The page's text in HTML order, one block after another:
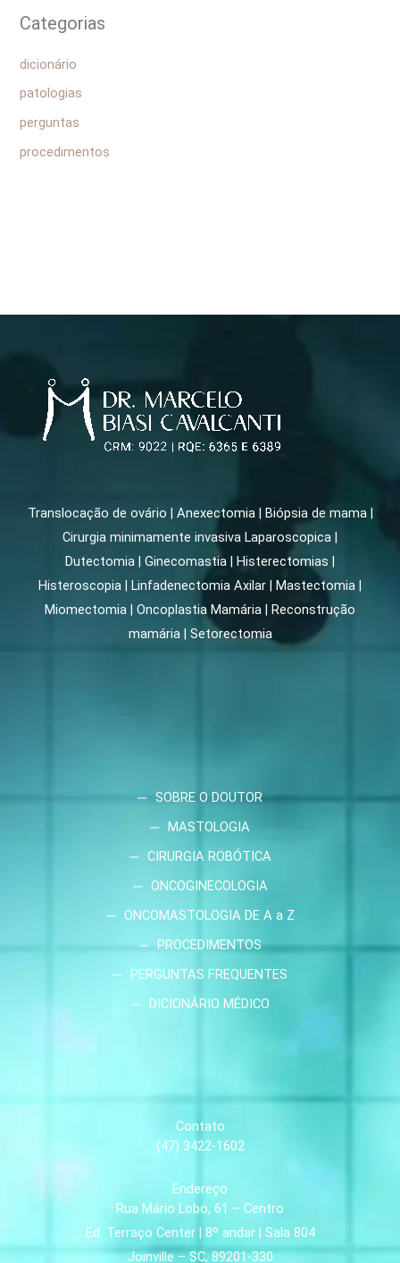
Categorias
dicionário
patologias
perguntas
procedimentos
Translocação de ovário | Anexectomia | Biópsia de mama |
Cirurgia minimamente invasiva Laparoscopica |
Dutectomia | Ginecomastia | Histerectomias |
Histeroscopia | Linfadenectomia Axilar | Mastectomia |
Miomectomia | Oncoplastia Mamária | Reconstrução
mamária | Setorectomia
SOBRE O DOUTOR
MASTOLOGIA
CIRURGIA ROBÓTICA
ONCOGINECOLOGIA
ONCOMASTOLOGIA DE A a Z
PROCEDIMENTOS
PERGUNTAS FREQUENTES
DICIONÁRIO MÉDICO
Contato
(47) 3422-1602
Endereço
Rua Mário Lobo, 61 – Centro
Ed. Terraço Center | 8º andar | Sala 804
Joinville – SC, 89201-330